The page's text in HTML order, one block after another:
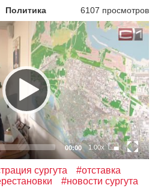
Политика 6107 просмотров
00:00 1.00x
сургута
#отставка
#новости сургута